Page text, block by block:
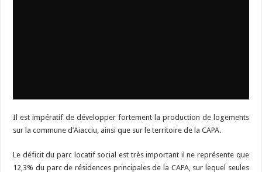
Il est impératif de développer fortement la production de logements
sur la commune d’Aiacciu, ainsi que sur le territoire de la CAPA.
Le déficit du parc locatif social est très important il ne représente que
12,3% du parc de résidences principales de la CAPA, sur lequel seules